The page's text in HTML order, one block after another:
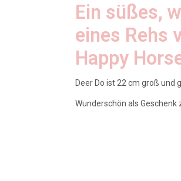
Ein süßes,
eines Rehs
Happy
Deer Do ist 22 cm groß und
Wunderschön als Geschenk